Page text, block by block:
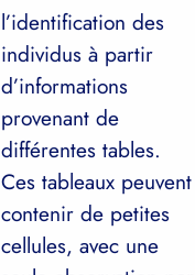
l’identification des
individus à partir
d’informations
provenant de
différentes tables.
Ces tableaux peuvent
contenir de petites
cellules, avec une